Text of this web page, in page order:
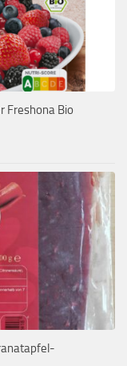
Freshona Bio